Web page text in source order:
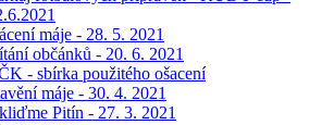
máje - 28. 5. 2021
občánků - 20. 6. 2021
- sbírka použitého ošacení
máje - 30. 4. 2021
Pitín - 27. 3. 2021